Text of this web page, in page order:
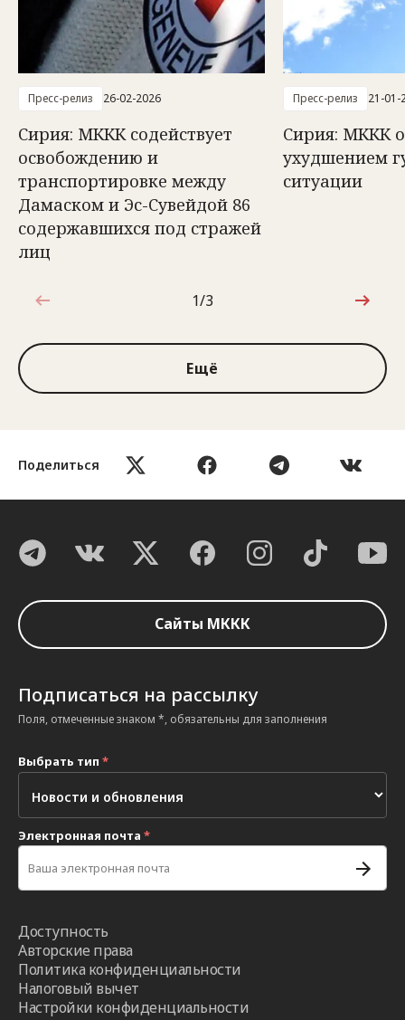
Поделиться
Пресс-релиз 26-02-2026
Сирия: МККК содействует
освобождению и
транспортировке между
Дамаском и Эс-Сувейдой 86
содержавшихся под стражей
лиц
Пресс-релиз 21-01-
Сирия: МККК
ухудшением
ситуации
1 из 3
1/3
Ещё
Сайты МККК
Подписаться на рассылку
Поля, отмеченные знаком *, обязательны для заполнения
Выбрать тип *
Электронная почта *
Доступность
Авторские права
Политика конфиденциальности
Налоговый вычет
Настройки конфиденциальности